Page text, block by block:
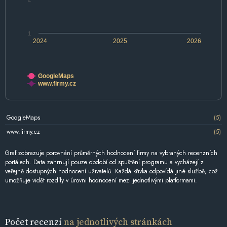
2024 2025 2026
1
GoogleMaps
www.firmy.cz
GoogleMaps
(5)
www.firmy.cz
(5)
Graf zobrazuje porovnání průměrných hodnocení firmy na vybraných recenzních
portálech. Data zahrnují pouze období od spuštění programu a vycházejí z
veřejně dostupných hodnocení uživatelů. Každá křivka odpovídá jiné službě, což
umožňuje vidět rozdíly v úrovni hodnocení mezi jednotlivými platformami.
Počet recenzína jednotlivých stránkách